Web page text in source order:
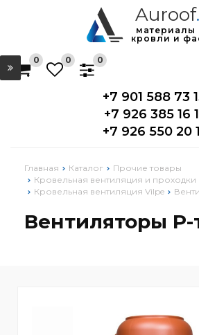
Auroof
материалы
кровли и
+7 901 588 73
+7 926 385 16
+7 926 550 20
0 0 0
Главная Каталог
Прочие товары
Кровельная вентиляция и проходки
Кровельная вентиляция Vilpe
Вентиляторы P-